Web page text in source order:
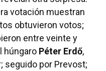
votación muestran
obtuvieron votos;
entre veinte y
húngaro Péter Erdő,
seguido por Prevost;